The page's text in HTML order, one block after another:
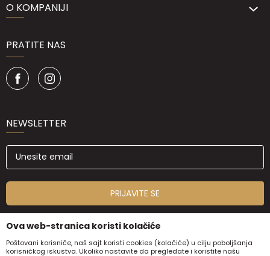
O KOMPANIJI
PRATITE NAS
NEWSLETTER
PRIJAVITE SE
Ova web-stranica koristi kolačiće
Poštovani korisniče, naš sajt koristi cookies (kolačiće) u cilju poboljšanja
korisničkog iskustva. Ukoliko nastavite da pregledate i koristite našu